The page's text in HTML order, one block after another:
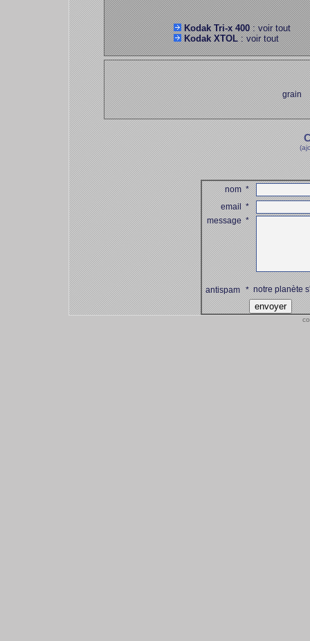
Kodak Tri-x 400: voir tout
Kodak XTOL: voir tout
grain
nom*
email*
message*
antispam *notre planète